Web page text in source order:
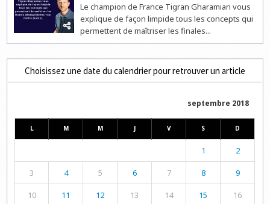
Le champion de France Tigran Gharamian vous
explique de façon limpide tous les concepts qui
permettent de maîtriser les finales...
Choisissez une date du calendrier pour retrouver un article
septembre 2018
L M M J V S D
1 2
3 4 5 6 7 8 9
10 11 12 13 14 15 16